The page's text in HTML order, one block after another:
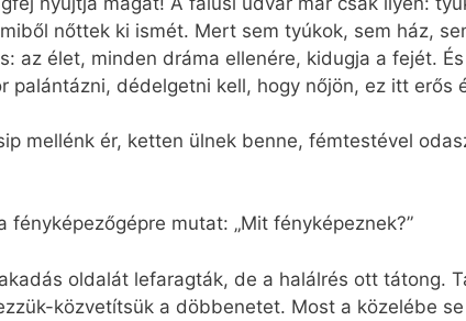
nőttek ki ismét. Mert sem tyúkok, sem ház,
az élet, minden dráma ellenére, kidugja a fejét.
dédelgetni kell, hogy nőjön, ez itt erős
mellénk ér, ketten ülnek benne, fémtestével
mutat: „Mit fényképeznek?”
oldalát lefaragták, de a halálrés ott tátong.
közvetítsük a döbbenetet. Most a közelébe